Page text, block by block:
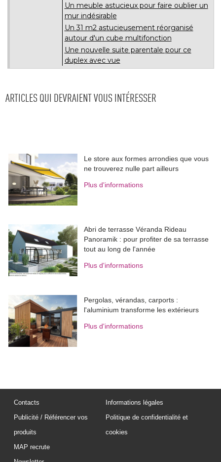
Un meuble astucieux pour faire oublier un
mur indésirable
Un 31 m2 astucieusement réorganisé
autour d'un cube multifonction
Une nouvelle suite parentale pour ce
duplex avec vue
ARTICLES QUI DEVRAIENT VOUS INTÉRESSER
Le store aux formes arrondies que vous
ne trouverez nulle part ailleurs
Plus d'informations
Abri de terrasse Véranda Rideau
Panoramik : pour profiter de sa terrasse
tout au long de l'année
Plus d'informations
Pergolas, vérandas, carports :
l'aluminium transforme les extérieurs
Plus d'informations
Contacts
Publicité / Référencer vos
produits
MAP recrute
Informations légales
Politique de confidentialité et
cookies